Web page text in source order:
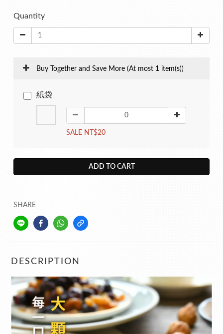
Quantity
Buy Together and Save More (At most 1 item(s))
紙袋
SALE NT$20
ADD TO CART
SHARE
DESCRIPTION